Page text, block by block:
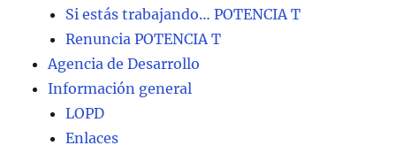
Si estás trabajando… POTENCIA T
Renuncia POTENCIA T
Agencia de Desarrollo
Información general
LOPD
Enlaces